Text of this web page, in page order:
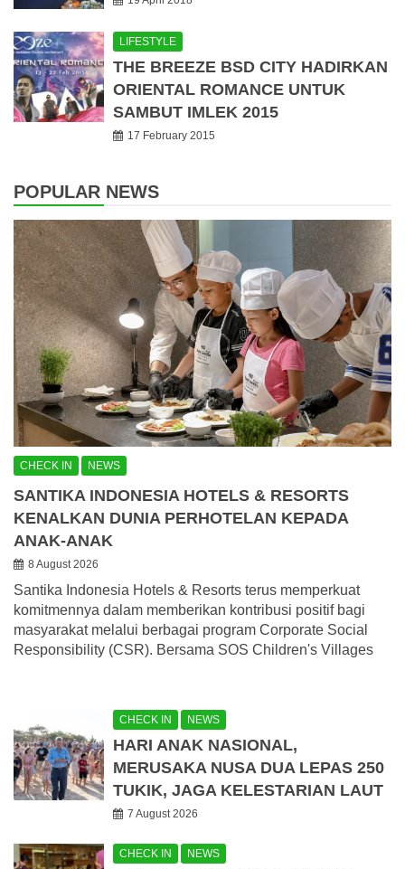
LIFESTYLE
THE BREEZE BSD CITY HADIRKAN
ORIENTAL ROMANCE UNTUK
SAMBUT IMLEK 2015
17 February 2015
POPULAR NEWS
CHECK IN NEWS
SANTIKA INDONESIA HOTELS & RESORTS
KENALKAN DUNIA PERHOTELAN KEPADA
ANAK-ANAK
8 August 2026
Santika Indonesia Hotels & Resorts terus memperkuat
komitmennya dalam memberikan kontribusi positif bagi
masyarakat melalui berbagai program Corporate Social
Responsibility (CSR). Bersama SOS Children's Villages
CHECK IN NEWS
HARI ANAK NASIONAL,
MERUSAKA NUSA DUA LEPAS 250
TUKIK, JAGA KELESTARIAN LAUT
7 August 2026
CHECK IN NEWS